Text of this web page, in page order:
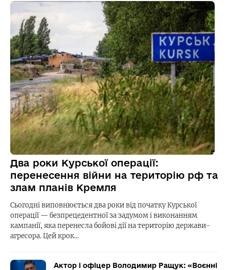
Два роки Курської операції:
перенесення війни на територію рф та
злам планів Кремля
Сьогодні виповнюється два роки від початку Курської
операції — безпрецедентної за задумом і виконанням
кампанії, яка перенесла бойові дії на територію держави-
агресора. Цей крок…
Актор і офіцер Володимир Ращук: «Воєнні